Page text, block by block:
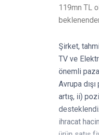
119mn TL
Şirket,
TV ve
önemli
Avrupa
artış, ii)
ihracat